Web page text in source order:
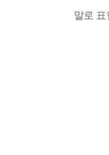
말로 표